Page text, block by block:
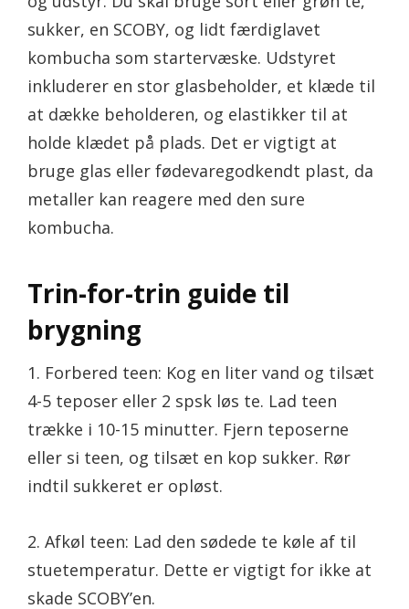
sukker, en SCOBY, og lidt færdiglavet
kombucha som startervæske. Udstyret
inkluderer en stor glasbeholder, et klæde til
at dække beholderen, og elastikker til at
holde klædet på plads. Det er vigtigt at
bruge glas eller fødevaregodkendt plast, da
metaller kan reagere med den sure
kombucha.
Trin-for-trin guide til
brygning
1. Forbered teen: Kog en liter vand og tilsæt
4-5 teposer eller 2 spsk løs te. Lad teen
trække i 10-15 minutter. Fjern teposerne
eller si teen, og tilsæt en kop sukker. Rør
indtil sukkeret er opløst.
2. Afkøl teen: Lad den sødede te køle af til
stuetemperatur. Dette er vigtigt for ikke at
skade SCOBY’en.